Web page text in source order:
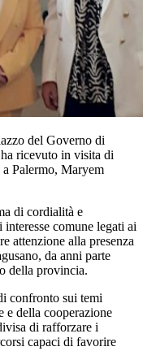
del Governo di
ha ricevuto in visita di
a Palermo, Maryem
di cordialità e
comune legati ai
attenzione alla presenza
da anni parte
della provincia.
confronto sui temi
e della cooperazione
di rafforzare i
capaci di favorire